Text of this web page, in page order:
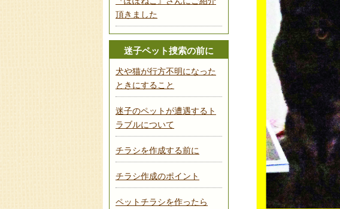
頂きました
迷子ペット捜索の前に
犬や猫が行方不明になった
ときにすること
迷子のペットが遭遇するト
ラブルについて
チラシを作成する前に
チラシ作成のポイント
ペットチラシを作ったら